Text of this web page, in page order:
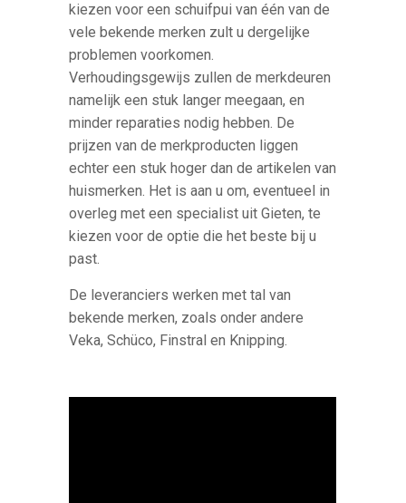
kiezen voor een schuifpui van één van de
vele bekende merken zult u dergelijke
problemen voorkomen.
Verhoudingsgewijs zullen de merkdeuren
namelijk een stuk langer meegaan, en
minder reparaties nodig hebben. De
prijzen van de merkproducten liggen
echter een stuk hoger dan de artikelen van
huismerken. Het is aan u om, eventueel in
overleg met een specialist uit Gieten, te
kiezen voor de optie die het beste bij u
past.
De leveranciers werken met tal van
bekende merken, zoals onder andere
Veka, Schüco, Finstral en Knipping.